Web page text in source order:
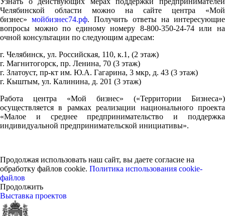
Челябинской области можно на сайте центра «Мой
бизнес»мойбизнес74.рф. Получить ответы на интересующие
вопросы можно по единому номеру 8-800-350-24-74 или на
очной консультации по следующим адресам:
г. Челябинск, ул. Российская, 110, к.1, (2 этаж)
г. Магнитогорск, пр. Ленина, 70 (3 этаж)
г. Златоуст, пр-кт им. Ю.А. Гагарина, 3 мкр, д. 43 (3 этаж)
г. Кыштым, ул. Калинина, д. 201 (3 этаж)
Работа центра «Мой бизнес» («Территории Бизнеса»)
осуществляется в рамках реализации национального проекта
«Малое и среднее предпринимательство и поддержка
индивидуальной предпринимательской инициативы».
Продолжая использовать наш сайт, вы даете согласие на
обработку файлов cookie. Политика использования cookie-
файлов
Продолжить
Выставка проектов